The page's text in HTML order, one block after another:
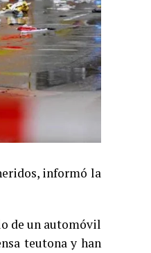
informó la
de un automóvil
teutona y han